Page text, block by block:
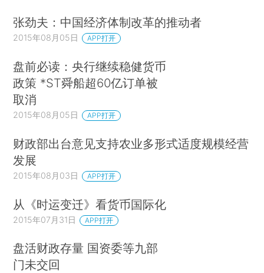
张劲夫：中国经济体制改革的推动者
2015年08月05日 APP打开
盘前必读：央行继续稳健货币
政策 *ST舜船超60亿订单被
取消
2015年08月05日 APP打开
财政部出台意见支持农业多形式适度规模经营
发展
2015年08月03日 APP打开
从《时运变迁》看货币国际化
2015年07月31日 APP打开
盘活财政存量 国资委等九部
门未交回